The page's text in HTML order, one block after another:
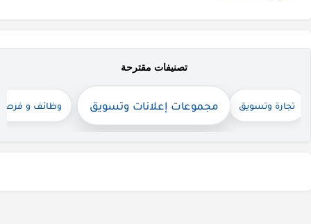
تصنيفات مقترحة
تجارة وتسويق مجموعات إعلانات وتسويق وظائف و